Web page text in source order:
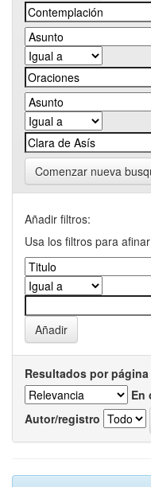
Comenzar nueva
Añadir filtros:
Usa los filtros para
Resultados por página
En
Autor/registro